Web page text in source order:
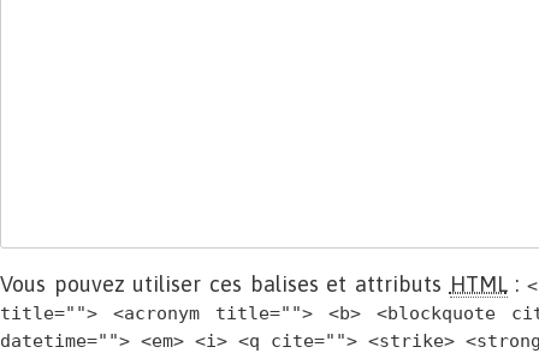
Vous pouvez utiliser ces balises et attributs HTML:
title=""> <acronym title=""> <b> <blockquote
datetime=""> <em> <i> <q cite=""> <strike>